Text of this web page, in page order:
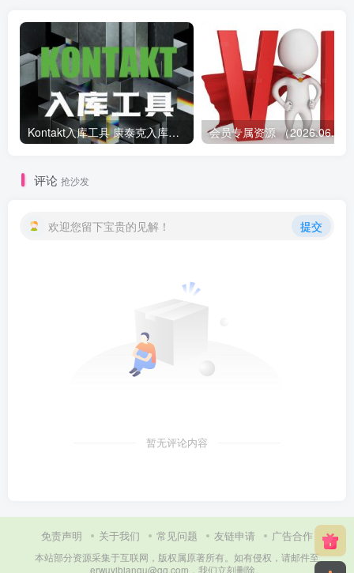
Kontakt入库工具 康泰克入库教程
评论 抢沙发
欢迎您留下宝贵的见解！ 提交
暂无评论内容
免责声明 关于我们 常见问题 友链申请 广告合作
本站部分资源采集于互联网，版权属原著所有。如有侵权，请邮件至
erwuyibianqu@qq.com，我们立刻删除。